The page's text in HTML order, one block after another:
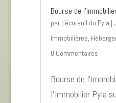
Bourse de
par L'écureuil du Pyla |
Immobilières,
0 Commentaires
Bourse de
l'Immobilier Pyla